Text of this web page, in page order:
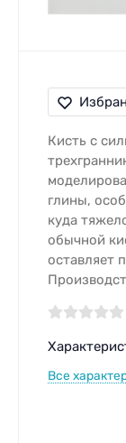
Кисть с
глины,
куда
обычной
оставляет
Все